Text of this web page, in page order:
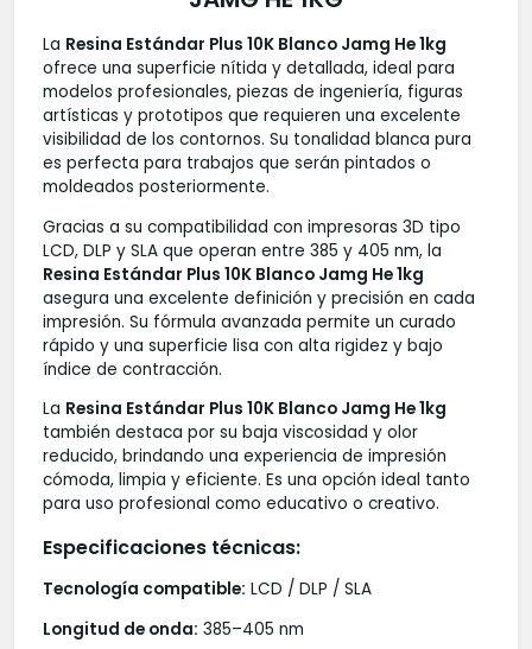
La Resina Estándar Plus 10K Blanco Jamg He 1kg
ofrece una superficie nítida y detallada, ideal para
modelos profesionales, piezas de ingeniería, figuras
artísticas y prototipos que requieren una excelente
visibilidad de los contornos. Su tonalidad blanca pura
es perfecta para trabajos que serán pintados o
moldeados posteriormente.
Gracias a su compatibilidad con impresoras 3D tipo
LCD, DLP y SLA que operan entre 385 y 405 nm, la
Resina Estándar Plus 10K Blanco Jamg He 1kg
asegura una excelente definición y precisión en cada
impresión. Su fórmula avanzada permite un curado
rápido y una superficie lisa con alta rigidez y bajo
índice de contracción.
La Resina Estándar Plus 10K Blanco Jamg He 1kg
también destaca por su baja viscosidad y olor
reducido, brindando una experiencia de impresión
cómoda, limpia y eficiente. Es una opción ideal tanto
para uso profesional como educativo o creativo.
Especificaciones técnicas:
Tecnología compatible: LCD / DLP / SLA
Longitud de onda: 385–405 nm